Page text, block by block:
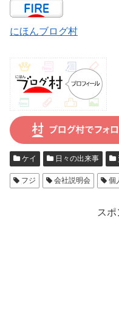
にほんブログ村
ケイ 日々の出来事
フジ 会社説明会 個
スポ